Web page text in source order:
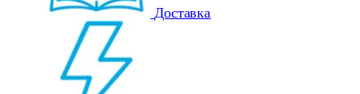
Доставка